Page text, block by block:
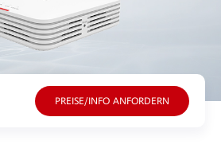
PREISE/INFO ANFORDERN